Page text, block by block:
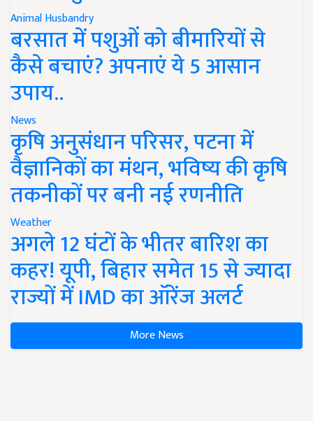
Animal Husbandry
बरसात में पशुओं को बीमारियों से
कैसे बचाएं? अपनाएं ये 5 आसान
उपाय..
News
कृषि अनुसंधान परिसर, पटना में
वैज्ञानिकों का मंथन, भविष्य की कृषि
तकनीकों पर बनी नई रणनीति
Weather
अगले 12 घंटों के भीतर बारिश का
कहर! यूपी, बिहार समेत 15 से ज्यादा
राज्यों में IMD का ऑरेंज अलर्ट
More News